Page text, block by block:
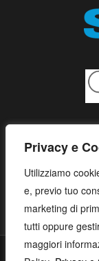
Privacy e
Utilizziamo
e, previo tuo
marketing di
tutti oppure
maggiori
S.E.I.C.A. S.p.A. -